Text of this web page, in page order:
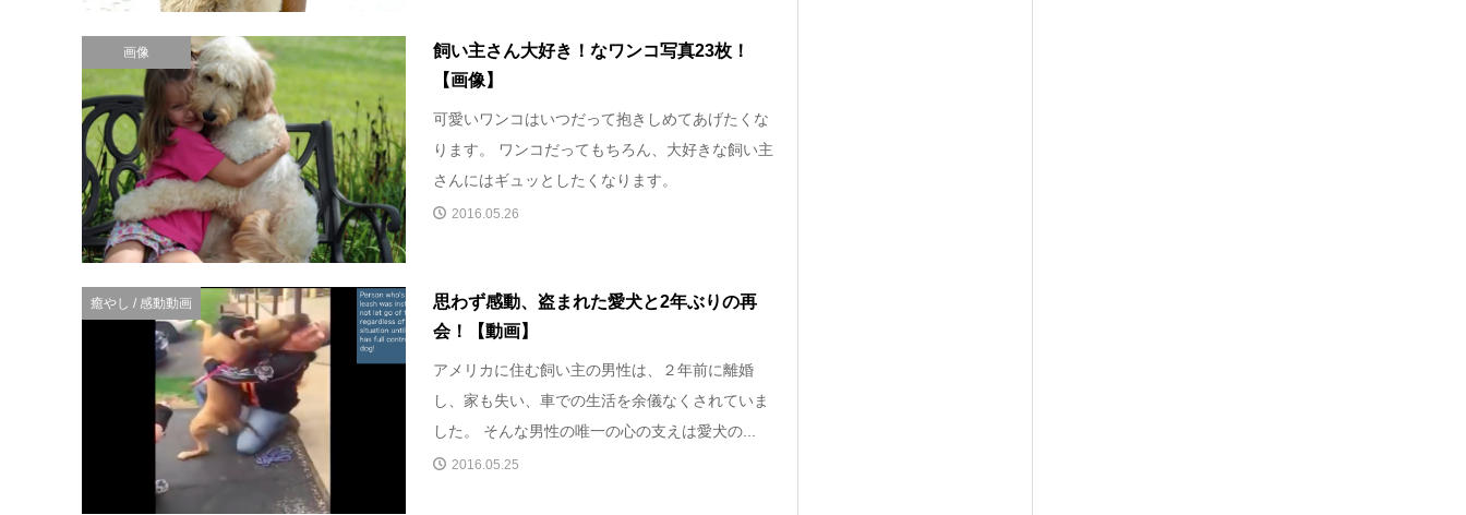
画像
飼い主さん大好き！なワンコ写真23枚！
【画像】
可愛いワンコはいつだって抱きしめてあげたくな
ります。 ワンコだってもちろん、大好きな飼い主
さんにはギュッとしたくなります。
2016.05.26
癒やし / 感動動画
思わず感動、盗まれた愛犬と2年ぶりの再
会！【動画】
アメリカに住む飼い主の男性は、２年前に離婚
し、家も失い、車での生活を余儀なくされていま
した。 そんな男性の唯一の心の支えは愛犬の...
2016.05.25